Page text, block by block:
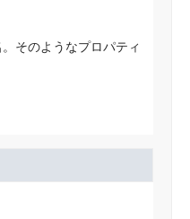
そのようなプロパティ